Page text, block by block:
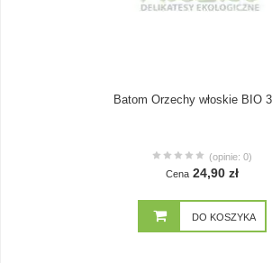
Batom Orzechy włoskie BIO
(opinie: 0)
Cena 24,90 zł
DO KOSZYKA